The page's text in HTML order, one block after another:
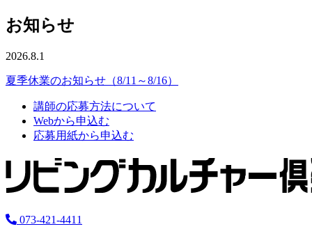
お知らせ
2026.8.1
夏季休業のお知らせ（8/11～8/16）
講師の応募方法について
Webから申込む
応募用紙から申込む
073-421-4411